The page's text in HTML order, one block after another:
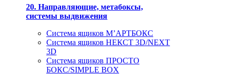
20. Направляющие, метабоксы,
системы выдвижения
Система ящиков М’АРТБОКС
Система ящиков НЕКСТ 3D/NEXT
3D
Система ящиков ПРОСТО
БОКС/SIMPLE BOX